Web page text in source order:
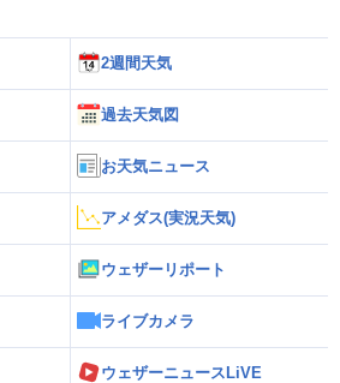
2週間天気
過去天気図
お天気ニュース
アメダス(実況天気)
ウェザーリポート
ライブカメラ
ウェザーニュースLiVE